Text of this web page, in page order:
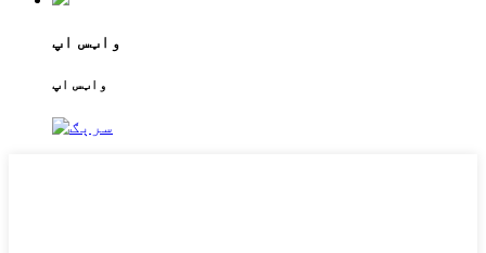
واټس اپ
واټس اپ